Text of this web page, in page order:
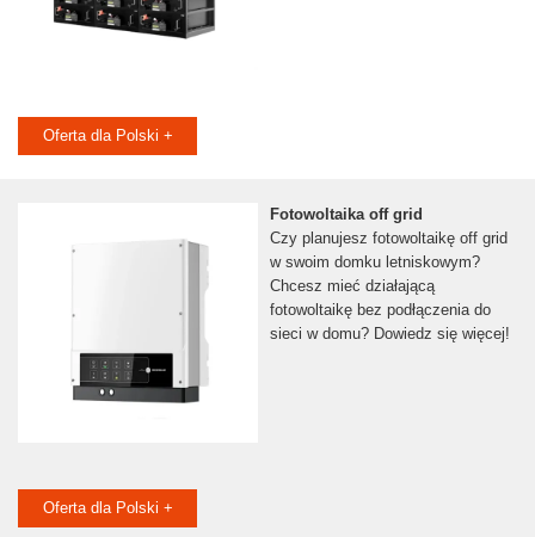
Oferta dla Polski +
Fotowoltaika off grid
Czy planujesz fotowoltaikę off grid
w swoim domku letniskowym?
Chcesz mieć działającą
fotowoltaikę bez podłączenia do
sieci w domu? Dowiedz się więcej!
Oferta dla Polski +